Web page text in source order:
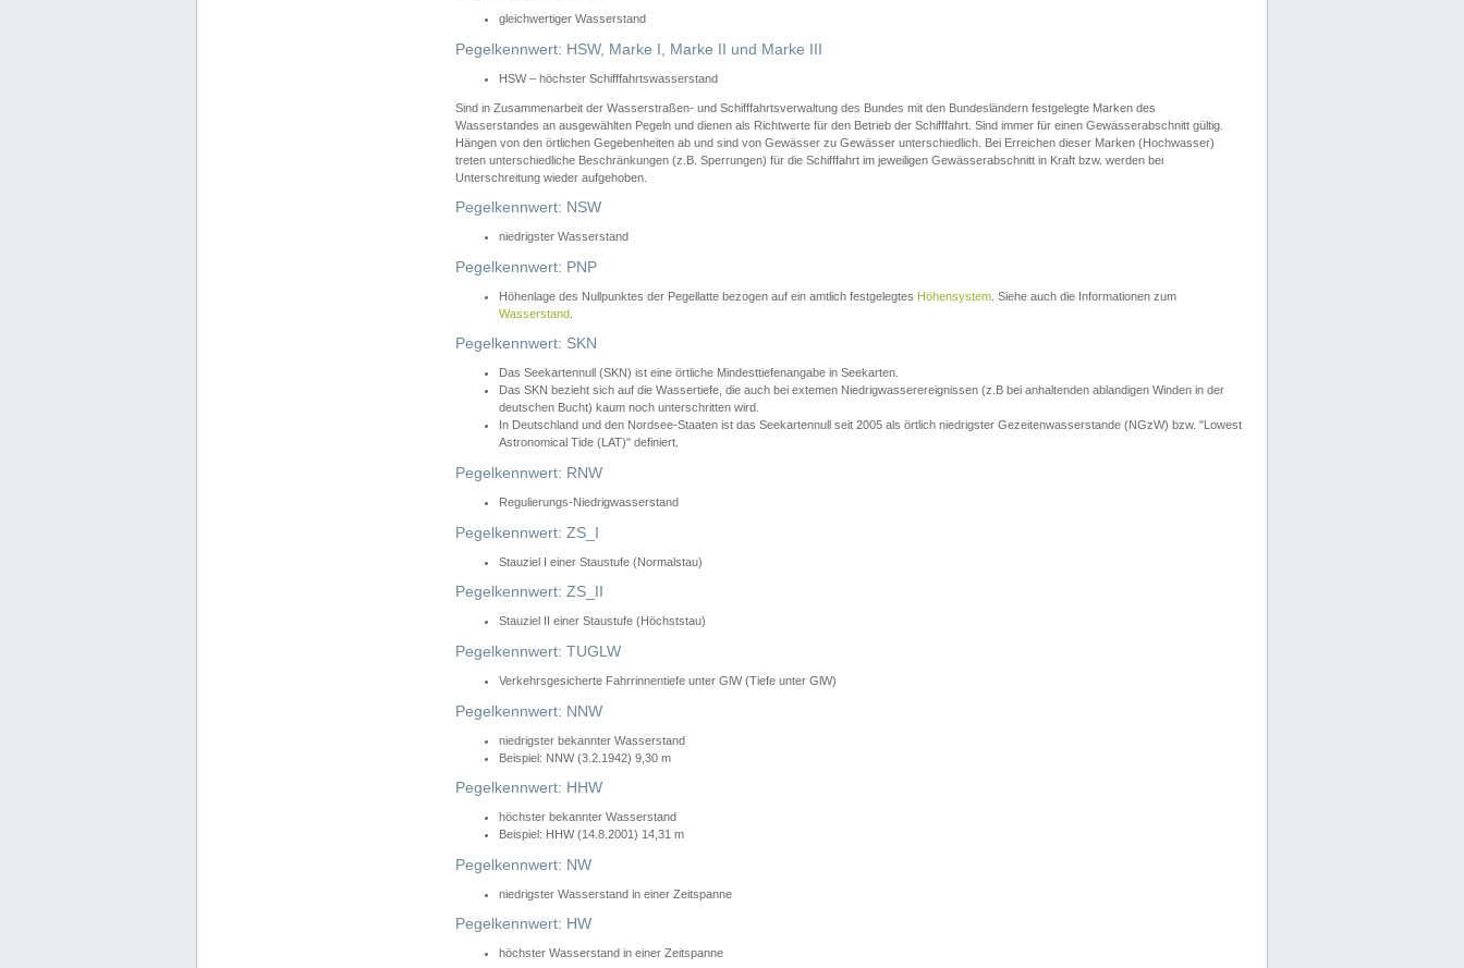
gleichwertiger Wasserstand
Pegelkennwert: HSW, Marke I, Marke II und Marke III
HSW – höchster Schifffahrtswasserstand
Sind in Zusammenarbeit der Wasserstraßen- und Schifffahrtsverwaltung des Bundes mit den Bundesländern festgelegte Marken des
Wasserstandes an ausgewählten Pegeln und dienen als Richtwerte für den Betrieb der Schifffahrt. Sind immer für einen Gewässerabschnitt gültig.
Hängen von den örtlichen Gegebenheiten ab und sind von Gewässer zu Gewässer unterschiedlich. Bei Erreichen dieser Marken (Hochwasser)
treten unterschiedliche Beschränkungen (z.B. Sperrungen) für die Schifffahrt im jeweiligen Gewässerabschnitt in Kraft bzw. werden bei
Unterschreitung wieder aufgehoben.
Pegelkennwert: NSW
niedrigster Wasserstand
Pegelkennwert: PNP
Höhenlage des Nullpunktes der Pegellatte bezogen auf ein amtlich festgelegtes Höhensystem . Siehe auch die Informationen zum
Wasserstand
Pegelkennwert: SKN
Das Seekartennull (SKN) ist eine örtliche Mindesttiefenangabe in Seekarten.
Das SKN bezieht sich auf die Wassertiefe, die auch bei extemen Niedrigwasserereignissen (z.B bei anhaltenden ablandigen Winden in der
deutschen Bucht) kaum noch unterschritten wird.
In Deutschland und den Nordsee-Staaten ist das Seekartennull seit 2005 als örtlich niedrigster Gezeitenwasserstande (NGzW) bzw. "Lowest
Astronomical Tide (LAT)" definiert.
Pegelkennwert: RNW
Regulierungs-Niedrigwasserstand
Pegelkennwert: ZS_I
Stauziel I einer Staustufe (Normalstau)
Pegelkennwert: ZS_II
Stauziel II einer Staustufe (Höchststau)
Pegelkennwert: TUGLW
Verkehrsgesicherte Fahrrinnentiefe unter GlW (Tiefe unter GlW)
Pegelkennwert: NNW
niedrigster bekannter Wasserstand
Beispiel: NNW (3.2.1942) 9,30 m
Pegelkennwert: HHW
höchster bekannter Wasserstand
Beispiel: HHW (14.8.2001) 14,31 m
Pegelkennwert: NW
niedrigster Wasserstand in einer Zeitspanne
Pegelkennwert: HW
höchster Wasserstand in einer Zeitspanne